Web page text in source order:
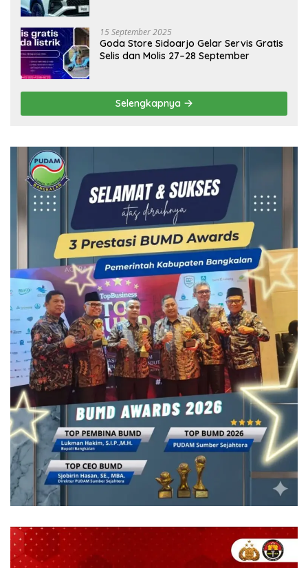
15 September 2025
Goda Store Sidoarjo Gelar Servis Gratis
Selis dan Molis 27–28 September
Selengkapnya